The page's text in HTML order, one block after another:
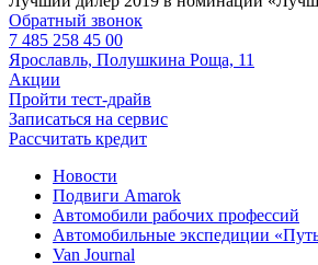
Обратный звонок
7 485 258 45 00
Ярославль, Полушкина Роща, 11
Акции
Пройти тест-драйв
Записаться на сервис
Рассчитать кредит
Новости
Подвиги Amarok
Автомобили рабочих профессий
Автомобильные экспедиции
Van Journal